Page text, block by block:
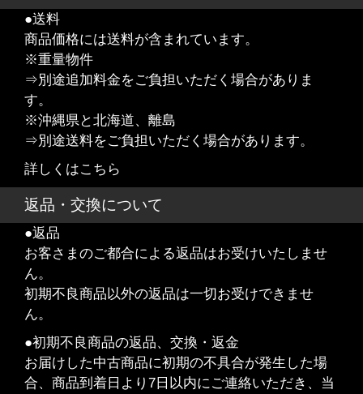
●送料
商品価格には送料が含まれています。
※重量物件
⇒別途追加料金をご負担いただく場合がありま
す。
※沖縄県と北海道、離島
⇒別途送料をご負担いただく場合があります。
詳しくはこちら
返品・交換について
●返品
お客さまのご都合による返品はお受けいたしませ
ん。
初期不良商品以外の返品は一切お受けできませ
ん。
●初期不良商品の返品、交換・返金
お届けした中古商品に初期の不具合が発生した場
合、商品到着日より7日以内にご連絡いただき、当